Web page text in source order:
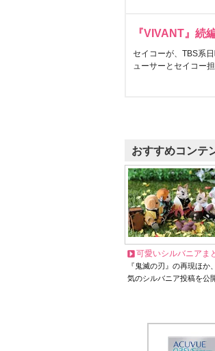
『VIVANT』続
セイコーが、TBS系
ューサーとセイコー
おすすめコンテ
可愛いシルバニアま
『鬼滅の刃』の再現ほか
気のシルバニア投稿を公